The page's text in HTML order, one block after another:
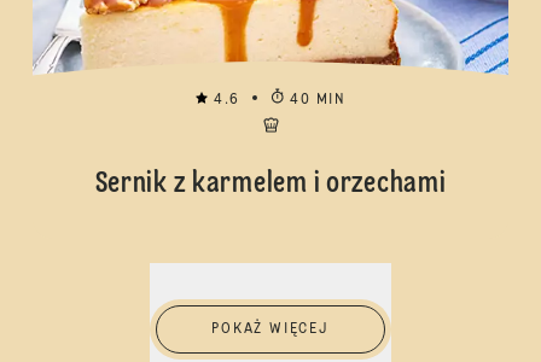
4.6 40 MIN
Sernik z karmelem i orzechami
POKAŻ WIĘCEJ